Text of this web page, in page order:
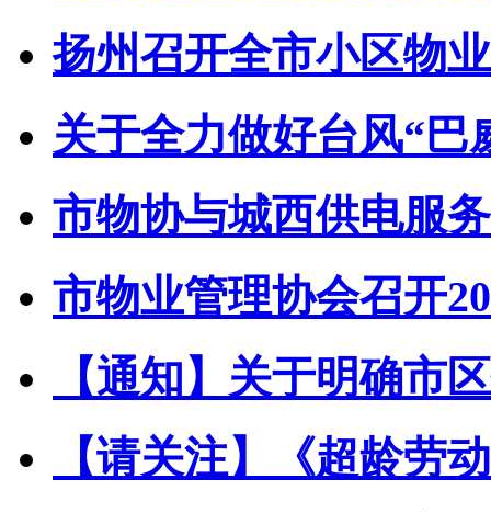
扬州召开全市小区物
关于全力做好台风“巴
市物协与城西供电服
市物业管理协会召开
【通知】关于明确市
【请关注】《超龄劳